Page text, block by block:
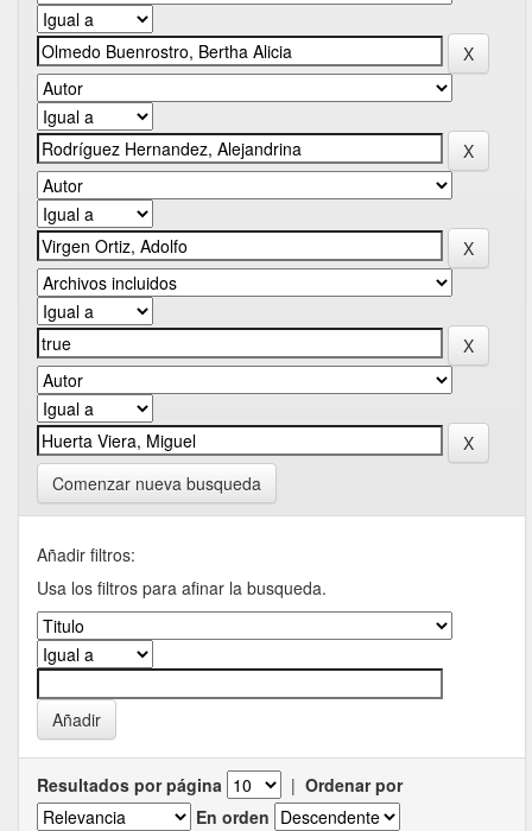
Comenzar nueva busqueda
Añadir filtros:
Usa los filtros para afinar la busqueda.
Resultados por página | Ordenar por
En orden